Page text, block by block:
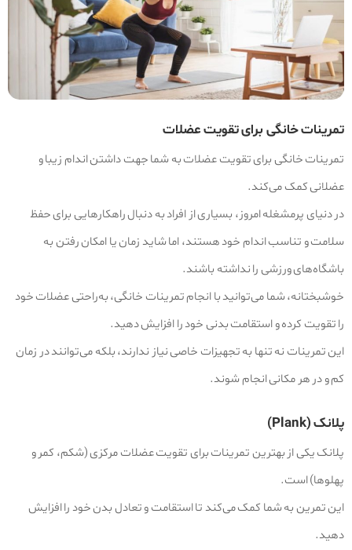
تمرینات خانگی برای تقویت عضلات
تمرینات خانگی برای تقویت عضلات به شما جهت داشتن اندام زیبا و
عضلانی کمک می‌کند.
در دنیای پرمشغله امروز، بسیاری از افراد به دنبال راهکارهایی برای حفظ
سلامت و تناسب اندام خود هستند، اما شاید زمان یا امکان رفتن به
باشگاه‌های ورزشی را نداشته باشند.
خوشبختانه، شما می‌توانید با انجام تمرینات خانگی، به‌راحتی عضلات خود
را تقویت کرده و استقامت بدنی خود را افزایش دهید.
این تمرینات نه تنها به تجهیزات خاصی نیاز ندارند، بلکه می‌توانند در زمان
کم و در هر مکانی انجام شوند.
پلانک (Plank)
پلانک یکی از بهترین تمرینات برای تقویت عضلات مرکزی (شکم، کمر و
پهلوها) است.
این تمرین به شما کمک می‌کند تا استقامت و تعادل بدن خود را افزایش
دهید.